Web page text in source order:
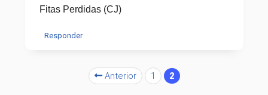
Fitas Perdidas (CJ)
Responder
Anterior 1 2